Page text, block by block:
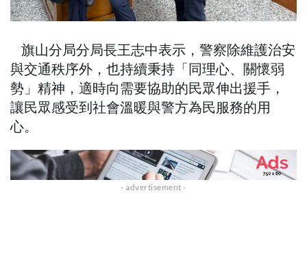
旗山分局分局長王志中表示，警察除維護治安
與交通秩序外，也持續秉持「同理心、關懷弱
勢」精神，適時向需要協助的民眾伸出援手，
讓民眾感受到社會溫暖與警方為民服務的用
心。